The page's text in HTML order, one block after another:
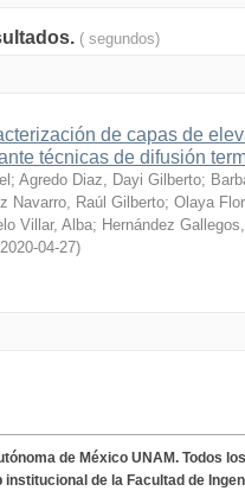
( segundos)
de capas de
técnicas de difusión
; Agredo Diaz, Dayi Gilberto;
Navarro, Raúl Gilberto; Olaya
Villar, Alba; Hernández
2020-04-27)
de México UNAM. Todos
institucional de la Facultad de